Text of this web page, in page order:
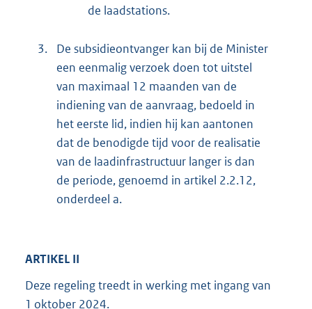
de laadstations.
3.
De subsidieontvanger kan bij de Minister
een eenmalig verzoek doen tot uitstel
van maximaal 12 maanden van de
indiening van de aanvraag, bedoeld in
het eerste lid, indien hij kan aantonen
dat de benodigde tijd voor de realisatie
van de laadinfrastructuur langer is dan
de periode, genoemd in artikel 2.2.12,
onderdeel a.
ARTIKEL II
Deze regeling treedt in werking met ingang van
1 oktober 2024.